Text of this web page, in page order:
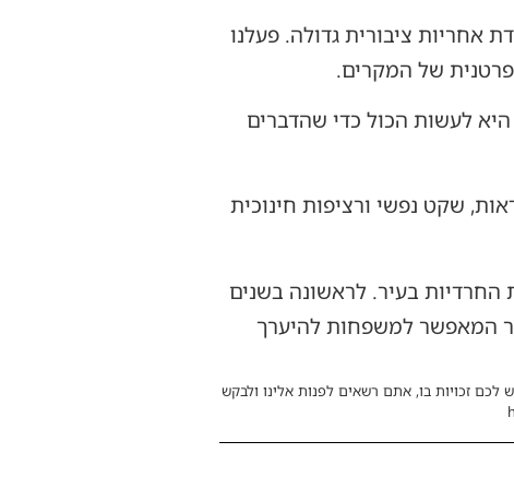
ציבורית גדולה. פעלנו
פרטנית של המקרים.
לעשות הכול כדי שהדברים
שקט נפשי ורציפות חינוכית
החרדיות בעיר. לראשונה בשנים
המאפשר למשפחות להיערך
לכם זכויות בו, אתם רשאים לפנות אלינו ולבקש